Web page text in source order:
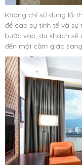
Không chỉ sử dụng lối
đề cao sự tinh tế và
bước vào, du khách
đến một cảm giác